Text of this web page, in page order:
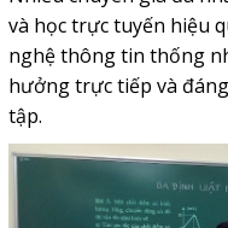
và học trực tuyến hiệu
nghệ thông tin thống
hưởng trực tiếp và
tập.